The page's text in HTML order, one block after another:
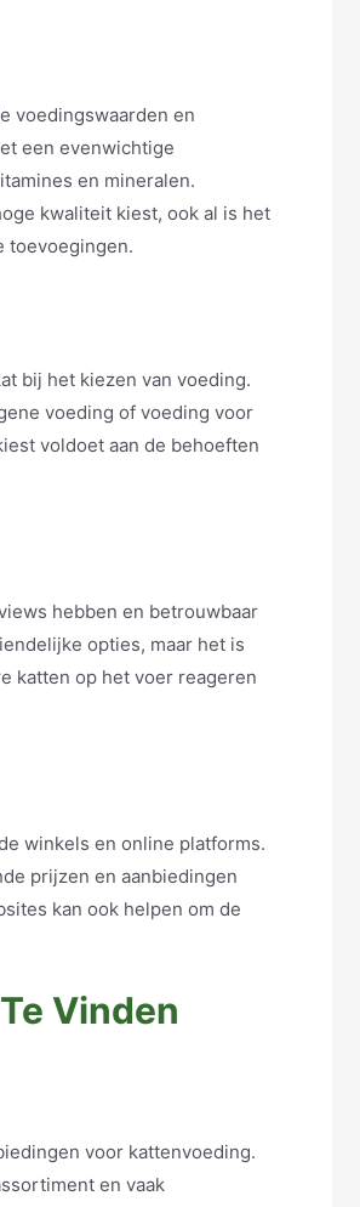
voedingswaarden en
een evenwichtige
en mineralen.
kwaliteit kiest, ook al is het
toevoegingen.
bij het kiezen van voeding.
voeding of voeding voor
voldoet aan de behoeften
hebben en betrouwbaar
opties, maar het is
katten op het voer reageren
winkels en online platforms.
prijzen en aanbiedingen
kan ook helpen om de
Vinden
voor kattenvoeding.
en vaak